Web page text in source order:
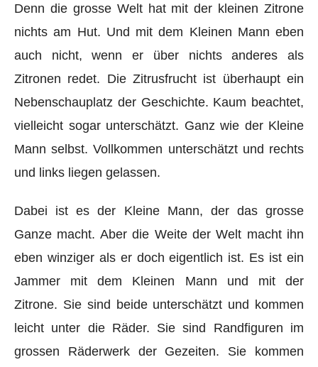
Denn die grosse Welt hat mit der kleinen Zitrone
nichts am Hut. Und mit dem Kleinen Mann eben
auch nicht, wenn er über nichts anderes als
Zitronen redet. Die Zitrusfrucht ist überhaupt ein
Nebenschauplatz der Geschichte. Kaum beachtet,
vielleicht sogar unterschätzt. Ganz wie der Kleine
Mann selbst. Vollkommen unterschätzt und rechts
und links liegen gelassen.
Dabei ist es der Kleine Mann, der das grosse
Ganze macht. Aber die Weite der Welt macht ihn
eben winziger als er doch eigentlich ist. Es ist ein
Jammer mit dem Kleinen Mann und mit der
Zitrone. Sie sind beide unterschätzt und kommen
leicht unter die Räder. Sie sind Randfiguren im
grossen Räderwerk der Gezeiten. Sie kommen